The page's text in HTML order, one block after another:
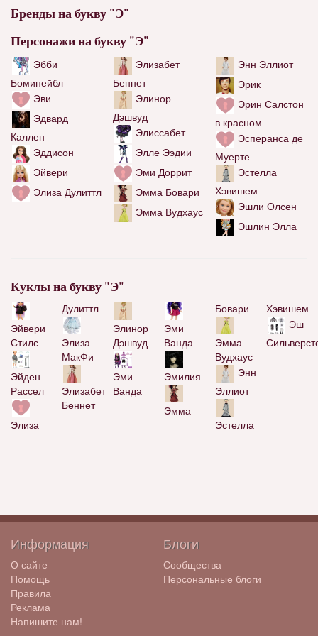
Бренды на букву "Э"
Персонажи на букву "Э"
Эбби
Боминейбл
Эви
Эдвард
Каллен
Эддисон
Эйвери
Элиза Дулиттл
Элизабет
Беннет
Элинор
Дэшвуд
Элиссабет
Элле Ээдии
Эми Доррит
Эмма Бовари
Эмма Вудхаус
Энн Эллиот
Эрик
Эрин Салстон
в красном
Эсперанса де
Муерте
Эстелла
Хэвишем
Эшли Олсен
Эшлин Элла
Куклы на букву "Э"
Эйвери
Стилс
Эйден
Рассел
Элиза
Дулиттл
Элиза
МакФи
Элизабет
Беннет
Элинор
Дэшвуд
Эми
Ванда
Эми
Ванда
Эмилия
Эмма
Бовари
Эмма
Вудхаус
Энн
Эллиот
Эстелла
Хэвишем
Эш
Информация
О сайте
Помощь
Правила
Реклама
Напишите нам!
Блоги
Сообщества
Персональные блоги